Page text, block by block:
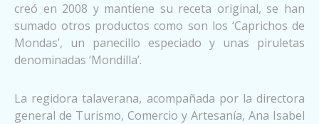
creó en 2008 y mantiene su receta original, se han
sumado otros productos como son los ‘Caprichos de
Mondas’, un panecillo especiado y unas piruletas
denominadas ‘Mondilla’.
La regidora talaverana, acompañada por la directora
general de Turismo, Comercio y Artesanía, Ana Isabel